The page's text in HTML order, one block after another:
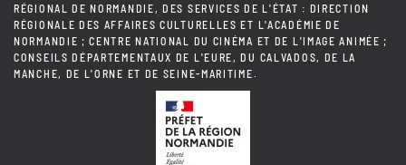
RÉGIONAL DE NORMANDIE, DES SERVICES DE L'ÉTAT : DIRECTION
RÉGIONALE DES AFFAIRES CULTURELLES ET L'ACADÉMIE DE
NORMANDIE ; CENTRE NATIONAL DU CINÉMA ET DE L'IMAGE ANIMÉE ;
CONSEILS DÉPARTEMENTAUX DE L'EURE, DU CALVADOS, DE LA
MANCHE, DE L'ORNE ET DE SEINE-MARITIME.